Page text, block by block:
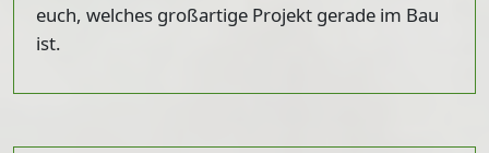
euch, welches großartige Projekt gerade im Bau
ist.